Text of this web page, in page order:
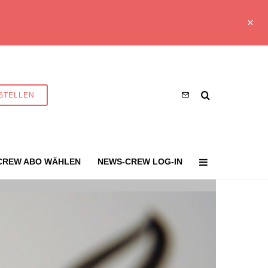
ABO WÄHLEN NEWS-CREW LOG-IN